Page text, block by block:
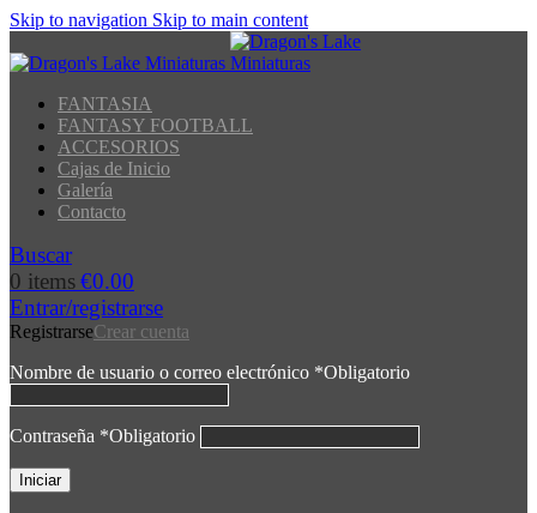
Skip to navigation Skip to main content
FANTASIA
FANTASY FOOTBALL
ACCESORIOS
Cajas de Inicio
Galería
Contacto
Buscar
0 items€0.00
Entrar/registrarse
RegistrarseCrear cuenta
Nombre de usuario o correo electrónico *Obligatorio
Contraseña *Obligatorio
Iniciar